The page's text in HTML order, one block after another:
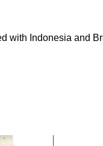
with Indonesia and